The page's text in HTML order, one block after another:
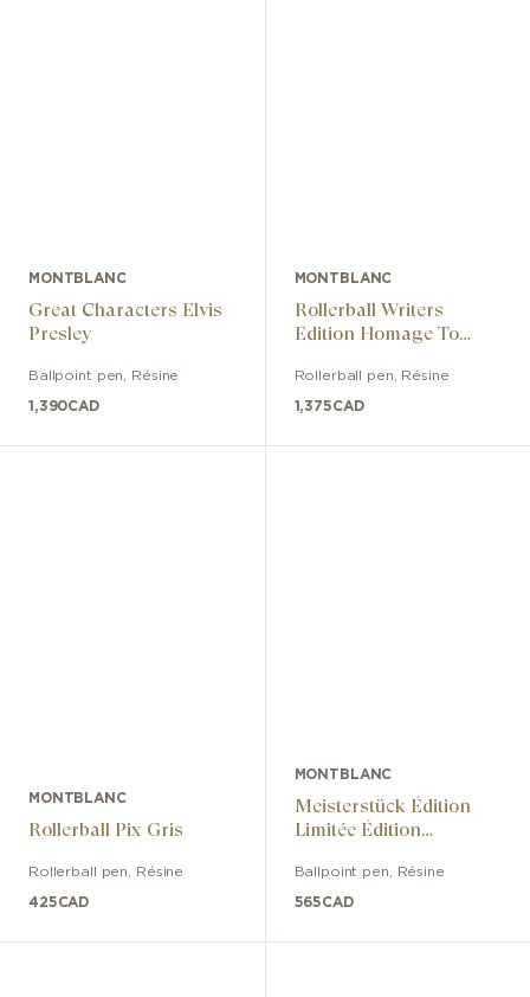
MONTBLANC
Great Characters Elvis
Presley
Ballpoint pen Résine
1,390CAD
MONTBLANC
Rollerball Writers
Edition Homage To
Edition
Rollerball pen Résine
1,375CAD
MONTBLANC
Rollerball Pix Gris
Rollerball pen Résine
425CAD
MONTBLANC
Meisterstück Édition
Limitée Édition
Ans
Ballpoint pen Résine
565CAD